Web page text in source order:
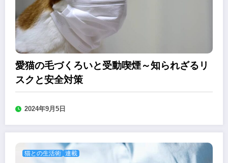
愛猫の毛づくろいと受動喫煙～知られざるリ
スクと安全対策
2024年9月5日
猫との生活術 連載